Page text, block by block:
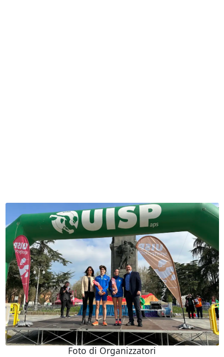
Foto di Organizzatori